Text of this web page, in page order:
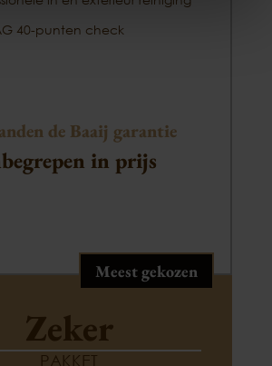
40-punten check
de Baaij garantie
in prijs
Meest gekozen
Zeker
PAKKET